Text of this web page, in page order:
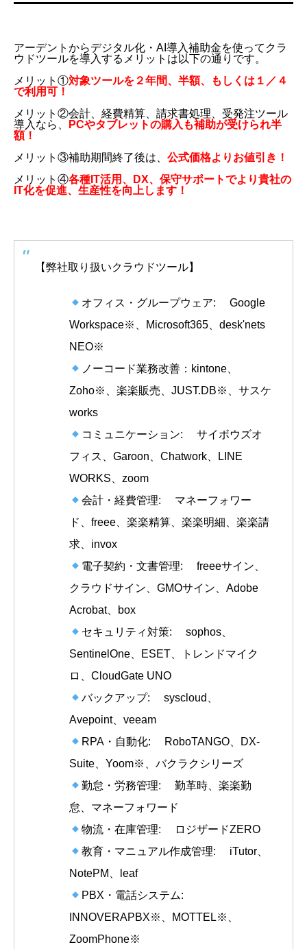
アーデントからデジタル化・AI導入補助金を使ってクラ
ウドツールを導入するメリットは以下の通りです。
メリット①対象ツールを２年間、半額、もしくは１／４
で利用可！
メリット②会計、経費精算、請求書処理、受発注ツール
導入なら、
PCやタブレットの購入も補助が受けられ半
額！
メリット③補助期間終了後は、 公式価格よりお値引き！
メリット④各種IT活用、DX、保守サポートでより貴社の
IT化を促進、生産性を向上します！
【弊社取り扱いクラウドツール】
オフィス・グループウェア: Google
Workspace※、Microsoft365、desk'nets
NEO※
ノーコード業務改善：kintone、
Zoho※、楽楽販売、JUST.DB※、サスケ
works
コミュニケーション: サイボウズオ
フィス、Garoon、Chatwork、LINE
WORKS、zoom
会計・経費管理: マネーフォワー
ド、freee、楽楽精算、楽楽明細、楽楽請
求、invox
電子契約・文書管理: freeeサイン、
クラウドサイン、GMOサイン、Adobe
Acrobat、box
セキュリティ対策: sophos、
SentinelOne、ESET、トレンドマイク
ロ、CloudGate UNO
バックアップ: syscloud、
Avepoint、veeam
RPA・自動化: RoboTANGO、DX-
Suite、Yoom※、バクラクシリーズ
勤怠・労務管理: 勤革時、楽楽勤
怠、マネーフォワード
物流・在庫管理: ロジザードZERO
教育・マニュアル作成管理: iTutor、
NotePM、leaf
PBX・電話システム:
INNOVERAPBX※、MOTTEL※、
ZoomPhone※